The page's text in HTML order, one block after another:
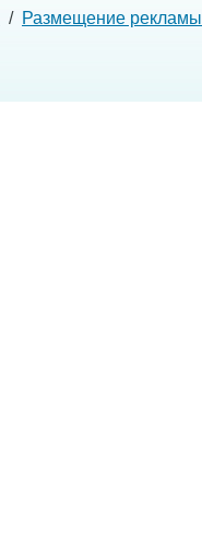
/ Размещение рекламы